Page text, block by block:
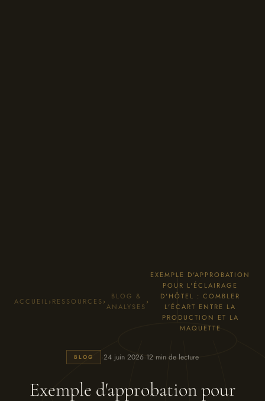
ACCUEIL› RESSOURCES›
BLOG &
ANALYSES
›
EXEMPLE D'APPROBATION
POUR L'ÉCLAIRAGE
D'HÔTEL : COMBLER
L'ÉCART ENTRE LA
PRODUCTION ET LA
MAQUETTE
BLOG ·24 juin 2026·12 min de lecture
Exemple d'approbation pour